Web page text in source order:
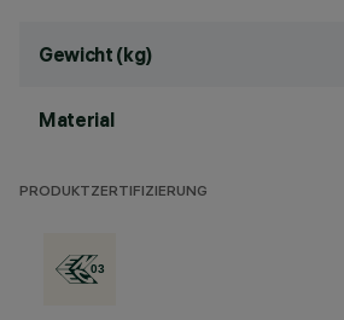
Gewicht (kg)
Material
PRODUKTZERTIFIZIERUNG